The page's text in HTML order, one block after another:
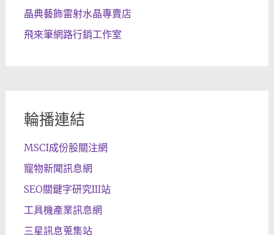
晶典藝飾雷射水晶專賣店
飛來筆網路行銷工作室
輪播連結
MSCI成份股關注網
寵物新聞訊息網
SEO關鍵字研究III站
工具機產業訊息網
三星訊息蒐集站